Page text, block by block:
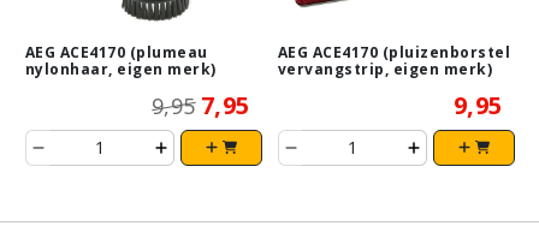
AEG ACE4170 (plumeau
nylonhaar, eigen merk)
9,95 7,95
AEG ACE4170 (pluizenborstel
vervangstrip, eigen merk)
9,95